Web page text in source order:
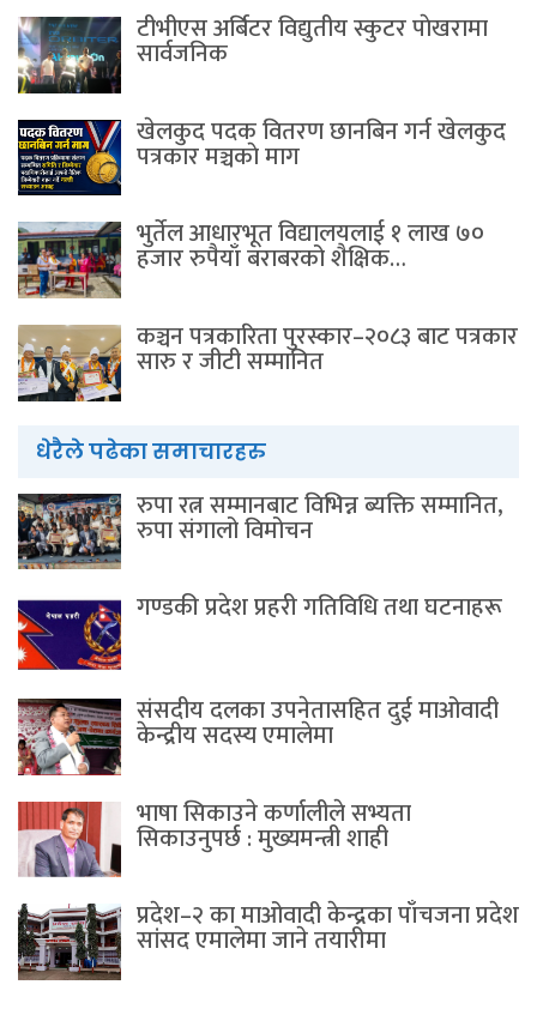
टीभीएस अर्बिटर विद्युतीय स्कुटर पाेखरामा
सार्वजनिक
खेलकुद पदक वितरण छानबिन गर्न खेलकुद
पत्रकार मञ्चकाे माग
भुर्तेल आधारभूत विद्यालयलाई १ लाख ७०
हजार रुपैयाँ बराबरको शैक्षिक…
कञ्चन पत्रकारिता पुरस्कार–२०८३ बाट पत्रकार
सारु र जीटी सम्मानित
धेरैले पढेका समाचारहरु
रुपा रत्न सम्मानबाट विभिन्न ब्यक्ति सम्मानित,
रुपा संगालो विमोचन
गण्डकी प्रदेश प्रहरी गतिविधि तथा घटनाहरू
संसदीय दलका उपनेतासहित दुई माओवादी
केन्द्रीय सदस्य एमालेमा
भाषा सिकाउने कर्णालीले सभ्यता
सिकाउनुपर्छ : मुख्यमन्त्री शाही
प्रदेश–२ का माओवादी केन्द्रका पाँचजना प्रदेश
सांसद एमालेमा जाने तयारीमा